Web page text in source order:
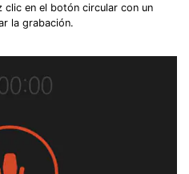
clic en el botón circular con un
la grabación.